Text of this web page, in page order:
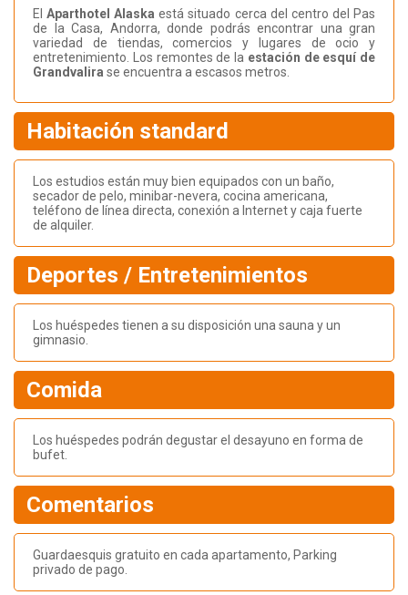
ElAparthotel Alaskaestá situado cerca del centro del Pas
de la Casa, Andorra, donde podrás encontrar una gran
variedad de tiendas, comercios y lugares de ocio y
entretenimiento. Los remontes de la estación de esquí de
Grandvalira se encuentra a escasos metros.
Habitación standard
Los estudios están muy bien equipados con un baño,
secador de pelo, minibar-nevera, cocina americana,
teléfono de línea directa, conexión a Internet y caja fuerte
de alquiler.
Deportes / Entretenimientos
Los huéspedes tienen a su disposición una sauna y un
gimnasio.
Comida
Los huéspedes podrán degustar el desayuno en forma de
bufet.
Comentarios
Guardaesquis gratuito en cada apartamento, Parking
privado de pago.